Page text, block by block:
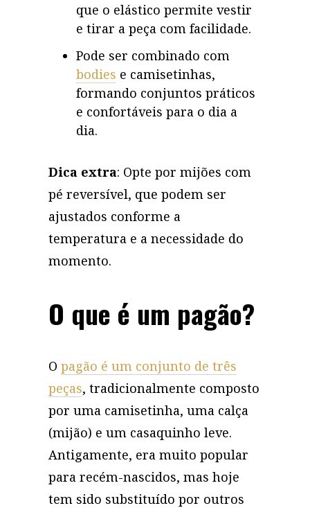
que o elástico permite vestir
e tirar a peça com facilidade.
Pode ser combinado com
bodies e camisetinhas,
formando conjuntos práticos
e confortáveis para o dia a
dia.
Dica extra: Opte por mijões com
pé reversível, que podem ser
ajustados conforme a
temperatura e a necessidade do
momento.
O que é um pagão?
O pagão é um conjunto de três
peças, tradicionalmente composto
por uma camisetinha, uma calça
(mijão) e um casaquinho leve.
Antigamente, era muito popular
para recém-nascidos, mas hoje
tem sido substituído por outros